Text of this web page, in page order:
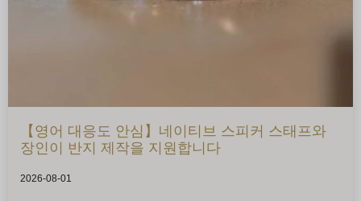
【영어 대응도 안심】네이티브 스피커 스태프와
장인이 반지 제작을 지원합니다
2026-08-01